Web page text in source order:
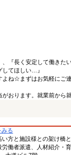
、『長く安定して働き
てほしい…』
ね☆まずはお気軽にご
おります。就業前から
る
方と施設様との架け
労働者派遣、人材紹介